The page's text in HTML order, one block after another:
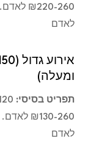
₪220-260 לאדם.
לאדם
ומעלה)
תפריט בסיסי:
₪130-260 לאדם.
לאדם